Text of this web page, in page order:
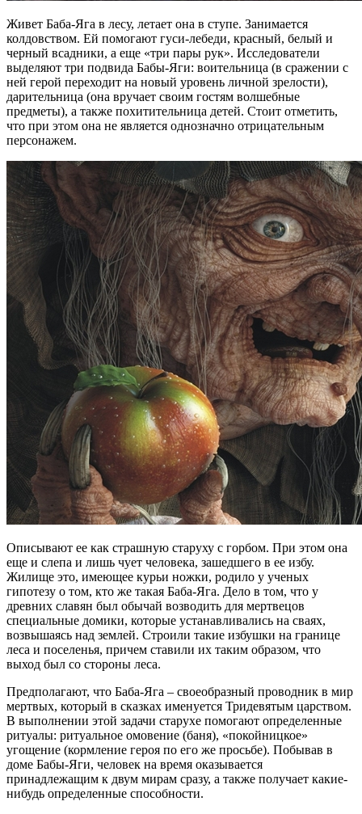
Живет Баба-Яга в лесу, летает она в ступе. Занимается
колдовством. Ей помогают гуси-лебеди, красный, белый и
черный всадники, а еще «три пары рук». Исследователи
выделяют три подвида Бабы-Яги: воительница (в сражении с
ней герой переходит на новый уровень личной зрелости),
дарительница (она вручает своим гостям волшебные
предметы), а также похитительница детей. Стоит отметить,
что при этом она не является однозначно отрицательным
персонажем.
Описывают ее как страшную старуху с горбом. При этом она
еще и слепа и лишь чует человека, зашедшего в ее избу.
Жилище это, имеющее курьи ножки, родило у ученых
гипотезу о том, кто же такая Баба-Яга. Дело в том, что у
древних славян был обычай возводить для мертвецов
специальные домики, которые устанавливались на сваях,
возвышаясь над землей. Строили такие избушки на границе
леса и поселенья, причем ставили их таким образом, что
выход был со стороны леса.
Предполагают, что Баба-Яга – своеобразный проводник в мир
мертвых, который в сказках именуется Тридевятым царством.
В выполнении этой задачи старухе помогают определенные
ритуалы: ритуальное омовение (баня), «покойницкое»
угощение (кормление героя по его же просьбе). Побывав в
доме Бабы-Яги, человек на время оказывается
принадлежащим к двум мирам сразу, а также получает какие-
нибудь определенные способности.